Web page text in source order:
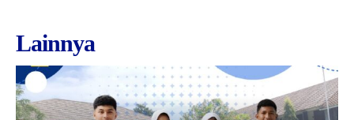
Lainnya